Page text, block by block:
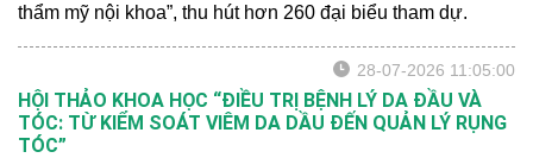
thẩm mỹ nội khoa”, thu hút hơn 260 đại biểu tham dự.
28-07-2026 11:05:00
HỘI THẢO KHOA HỌC “ĐIỀU TRỊ BỆNH LÝ DA ĐẦU VÀ
TÓC: TỪ KIỂM SOÁT VIÊM DA DẦU ĐẾN QUẢN LÝ RỤNG
TÓC”